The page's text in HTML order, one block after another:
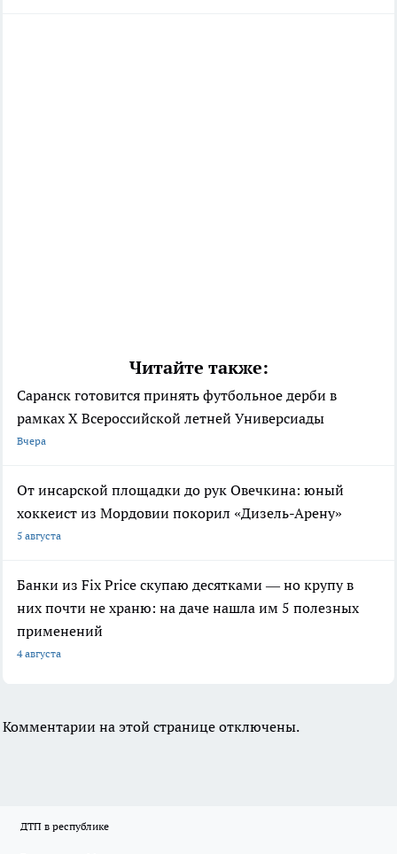
Читайте также:
Саранск готовится принять футбольное дерби в
рамках X Всероссийской летней Универсиады
Вчера
От инсарской площадки до рук Овечкина: юный
хоккеист из Мордовии покорил «Дизель-Арену»
5 августа
Банки из Fix Price скупаю десятками — но крупу в
них почти не храню: на даче нашла им 5 полезных
применений
4 августа
Комментарии на этой странице отключены.
ДТП в республике